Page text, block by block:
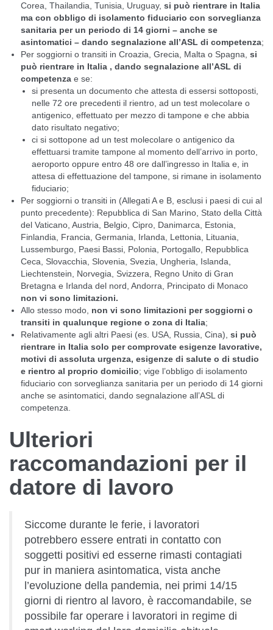
Corea, Thailandia, Tunisia, Uruguay, si può rientrare in Italia
ma con obbligo di isolamento fiduciario con sorveglianza
sanitaria per un periodo di 14 giorni – anche se
asintomatici – dando segnalazione all’ASL di competenza;
Per soggiorni o transiti in Croazia, Grecia, Malta o Spagna, si
può rientrare in Italia , dando segnalazione all’ASL di
competenzae se:
si presenta un documento che attesta di essersi sottoposti,
nelle 72 ore precedenti il rientro, ad un test molecolare o
antigenico, effettuato per mezzo di tampone e che abbia
dato risultato negativo;
ci si sottopone ad un test molecolare o antigenico da
effettuarsi tramite tampone al momento dell’arrivo in porto,
aeroporto oppure entro 48 ore dall’ingresso in Italia e, in
attesa di effettuazione del tampone, si rimane in isolamento
fiduciario;
Per soggiorni o transiti in (Allegati A e B, esclusi i paesi di cui al
punto precedente): Repubblica di San Marino, Stato della Città
del Vaticano, Austria, Belgio, Cipro, Danimarca, Estonia,
Finlandia, Francia, Germania, Irlanda, Lettonia, Lituania,
Lussemburgo, Paesi Bassi, Polonia, Portogallo, Repubblica
Ceca, Slovacchia, Slovenia, Svezia, Ungheria, Islanda,
Liechtenstein, Norvegia, Svizzera, Regno Unito di Gran
Bretagna e Irlanda del nord, Andorra, Principato di Monaco
non vi sono limitazioni.
Allo stesso modo, non vi sono limitazioni per soggiorni o
transiti in qualunque regione o zona di Italia;
Relativamente agli altri Paesi (es. USA, Russia, Cina), si può
rientrare in Italia solo per comprovate esigenze lavorative,
motivi di assoluta urgenza, esigenze di salute o di studio
e rientro al proprio domicilio; vige l’obbligo di isolamento
fiduciario con sorveglianza sanitaria per un periodo di 14 giorni
anche se asintomatici, dando segnalazione all’ASL di
competenza.
Ulteriori
raccomandazioni per il
datore di lavoro
Siccome durante le ferie, i lavoratori
potrebbero essere entrati in contatto con
soggetti positivi ed esserne rimasti contagiati
pur in maniera asintomatica, vista anche
l’evoluzione della pandemia, nei primi 14/15
giorni di rientro al lavoro, è raccomandabile, se
possibile far operare i lavoratori in regime di